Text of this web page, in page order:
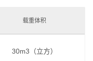
载重体积
30m3（立方）